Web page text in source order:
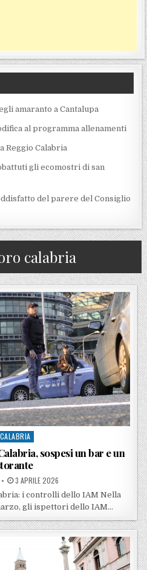
amaranto a Cantalupa
al programma allenamenti
Reggio Calabria
gli ecomostri di san
del parere del Consiglio
calabria
in
CALABRIA
sospesi un bar e un
POSTED ON
3 APRILE 2026
i controlli dello IAM Nella
gli ispettori dello IAM…